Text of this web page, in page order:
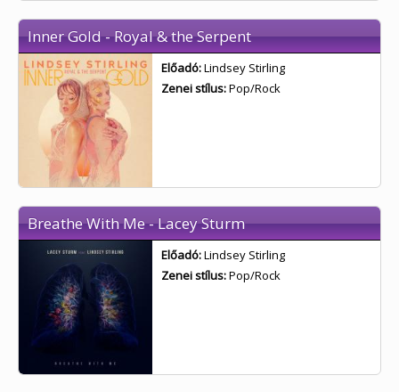
Inner Gold - Royal & the Serpent
Előadó:Lindsey Stirling
Zenei stílus:Pop/Rock
Breathe With Me - Lacey Sturm
Előadó:Lindsey Stirling
Zenei stílus:Pop/Rock